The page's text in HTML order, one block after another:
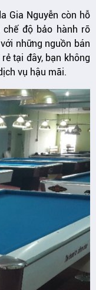
Gia Nguyễn còn hỗ
độ bảo hành rõ
những nguồn bán
tại đây, bạn không
vụ hậu mãi.